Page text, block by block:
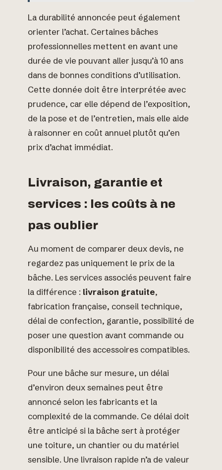
La durabilité annoncée peut également
orienter l’achat. Certaines bâches
professionnelles mettent en avant une
durée de vie pouvant aller jusqu’à 10 ans
dans de bonnes conditions d’utilisation.
Cette donnée doit être interprétée avec
prudence, car elle dépend de l’exposition,
de la pose et de l’entretien, mais elle aide
à raisonner en coût annuel plutôt qu’en
prix d’achat immédiat.
Livraison, garantie et
services : les coûts à ne
pas oublier
Au moment de comparer deux devis, ne
regardez pas uniquement le prix de la
bâche. Les services associés peuvent faire
la différence : livraison gratuite,
fabrication française, conseil technique,
délai de confection, garantie, possibilité de
poser une question avant commande ou
disponibilité des accessoires compatibles.
Pour une bâche sur mesure, un délai
d’environ deux semaines peut être
annoncé selon les fabricants et la
complexité de la commande. Ce délai doit
être anticipé si la bâche sert à protéger
une toiture, un chantier ou du matériel
sensible. Une livraison rapide n’a de valeur